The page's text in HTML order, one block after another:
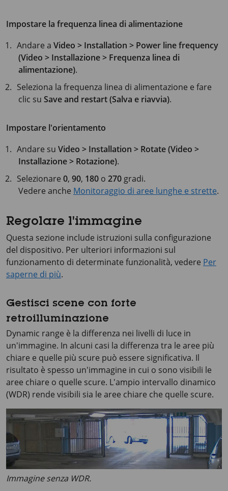
Impostare la frequenza linea di alimentazione
Andare aVideo > Installation > Power line frequency
(Video > Installazione > Frequenza linea di
alimentazione).
Seleziona la frequenza linea di alimentazione e fare
clic su Save and restart (Salva e riavvia).
Impostare l'orientamento
Andare suVideo > Installation > Rotate (Video >
Installazione > Rotazione).
Selezionare0,90, 180 o270 gradi.
Vedere anche Monitoraggio di aree lunghe e strette.
Regolare l'immagine
Questa sezione include istruzioni sulla configurazione
del dispositivo. Per ulteriori informazioni sul
funzionamento di determinate funzionalità, vedere Per
saperne di più.
Gestisci scene con forte
retroilluminazione
Dynamic range è la differenza nei livelli di luce in
un'immagine. In alcuni casi la differenza tra le aree più
chiare e quelle più scure può essere significativa. Il
risultato è spesso un'immagine in cui o sono visibili le
aree chiare o quelle scure. L'ampio intervallo dinamico
(WDR) rende visibili sia le aree chiare che quelle scure.
Immagine senza WDR.